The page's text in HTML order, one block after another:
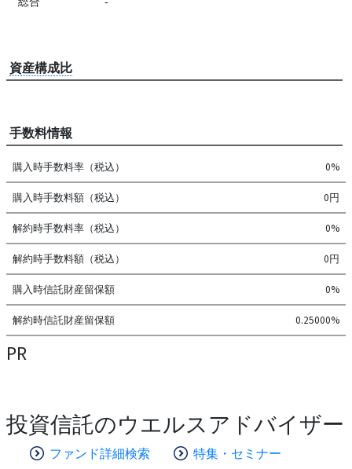
資産構成比
手数料情報
購入時手数料率（税込） 0%
購入時手数料額（税込） 0円
解約時手数料率（税込） 0%
解約時手数料額（税込） 0円
購入時信託財産留保額 0%
解約時信託財産留保額 0.25000%
PR
投資信託のウエルスアドバイザー
ファンド詳細検索
特集・セミナー